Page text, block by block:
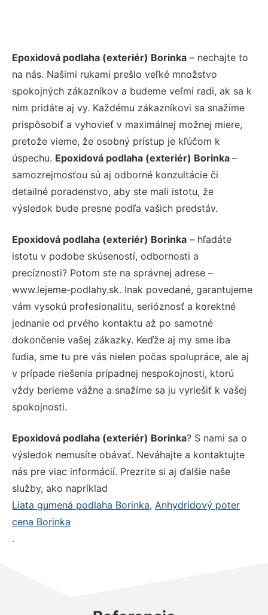
Epoxidová podlaha (exteriér) Borinka – nechajte to
na nás. Našimi rukami prešlo veľké množstvo
spokojných zákazníkov a budeme veľmi radi, ak sa k
nim pridáte aj vy. Každému zákazníkovi sa snažíme
prispôsobiť a vyhovieť v maximálnej možnej miere,
pretože vieme, že osobný prístup je kľúčom k
úspechu. Epoxidová podlaha (exteriér) Borinka –
samozrejmosťou sú aj odborné konzultácie či
detailné poradenstvo, aby ste mali istotu, že
výsledok bude presne podľa vašich predstáv.
Epoxidová podlaha (exteriér) Borinka – hľadáte
istotu v podobe skúseností, odbornosti a
precíznosti? Potom ste na správnej adrese –
www.lejeme-podlahy.sk. Inak povedané, garantujeme
vám vysokú profesionalitu, serióznosť a korektné
jednanie od prvého kontaktu až po samotné
dokončenie vašej zákazky. Keďže aj my sme iba
ľudia, sme tu pre vás nielen počas spolupráce, ale aj
v prípade riešenia prípadnej nespokojnosti, ktorú
vždy berieme vážne a snažíme sa ju vyriešiť k vašej
spokojnosti.
Epoxidová podlaha (exteriér) Borinka? S nami sa o
výsledok nemusíte obávať. Neváhajte a kontaktujte
nás pre viac informácií. Prezrite si aj ďalšie naše
služby, ako napríklad
Liata gumená podlaha Borinka, Anhydridový poter
cena Borinka
.